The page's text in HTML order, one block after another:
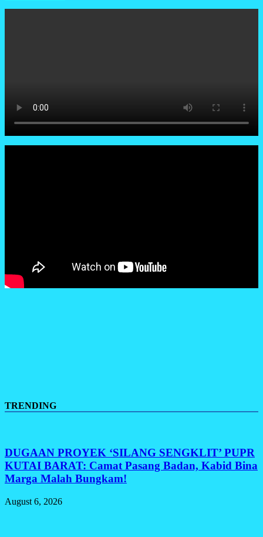
TRENDING
DUGAAN PROYEK ‘SILANG SENGKLIT’ PUPR
KUTAI BARAT: Camat Pasang Badan, Kabid Bina
Marga Malah Bungkam!
August 6, 2026